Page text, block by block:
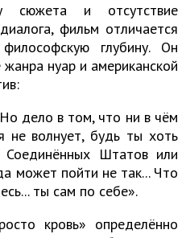
сюжета и отсутствие
фильм отличается
глубину. Он
нуар и американской
дело в том, что ни в чём
не волнует, будь ты хоть
Соединённых Штатов или
может пойти не так... Что
ты сам по себе».
кровь» определённо